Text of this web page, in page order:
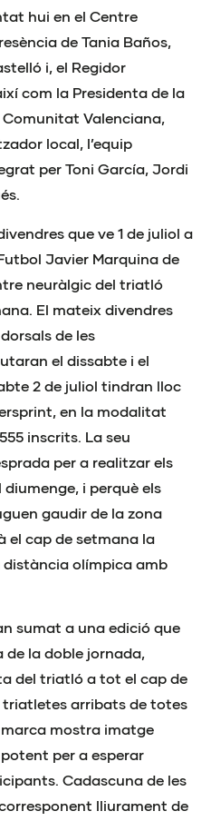
hui en el Centre
de Tania Baños,
i, el Regidor
com la Presidenta de la
Comunitat Valenciana,
local, l’equip
per Toni García, Jordi
que ve 1 de juliol a
Javier Marquina de
neuràlgic del triatló
El mateix divendres
de les
el dissabte i el
2 de juliol tindran lloc
en la modalitat
inscrits. La seu
per a realitzar els
i perquè els
gaudir de la zona
el cap de setmana la
olímpica amb
sumat a una edició que
la doble jornada,
del triatló a tot el cap de
arribats de totes
marca mostra imatge
per a esperar
Cadascuna de les
lliurament de